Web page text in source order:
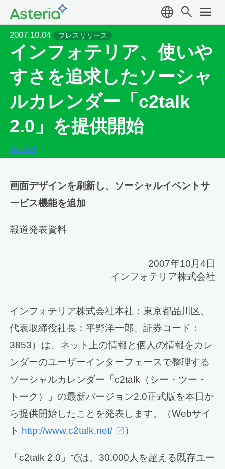
language search menu
2007.10.04 プレスリリース
インフォテリア、使いや
すさを追求したソーシャ
ルカレンダー「c2talk
2.0」を提供開始
Tweet
画面デザインを刷新し、ソーシャルイベントサ
ービス機能を追加
報道発表資料
2007年10月4日
インフォテリア株式会社
インフォテリア株式会社本社：東京都品川区、
代表取締役社長：平野洋一郎、証券コード：
3853）は、ネット上の情報と個人の情報をカレ
ンダーのユーザーインターフェースで整理する
ソーシャルカレンダー「c2talk（シー・ツー・
トーク）」の最新バージョン2.0正式版を本日か
ら提供開始したことを発表します。（Webサイ
ト http://www.c2talk.net/ ）
「c2talk 2.0」では、30,000人を超える既存ユー